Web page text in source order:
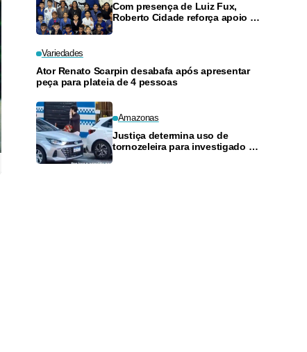
Com presença de Luiz Fux,
Roberto Cidade reforça apoio a
Variedades
Ator Renato Scarpin desabafa após apresentar
peça para plateia de 4 pessoas
Amazonas
Justiça determina uso de
tornozeleira para investigado por